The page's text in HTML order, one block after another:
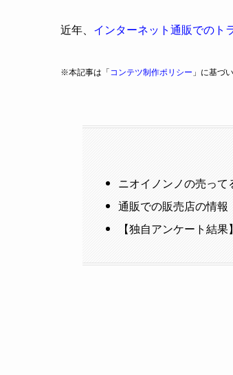
近年、 インターネット通販でのト
※本記事は「 コンテツ制作ポリシー 」に基づ
ニオイノンノの売って
通販での販売店の情報
【独自アンケート結